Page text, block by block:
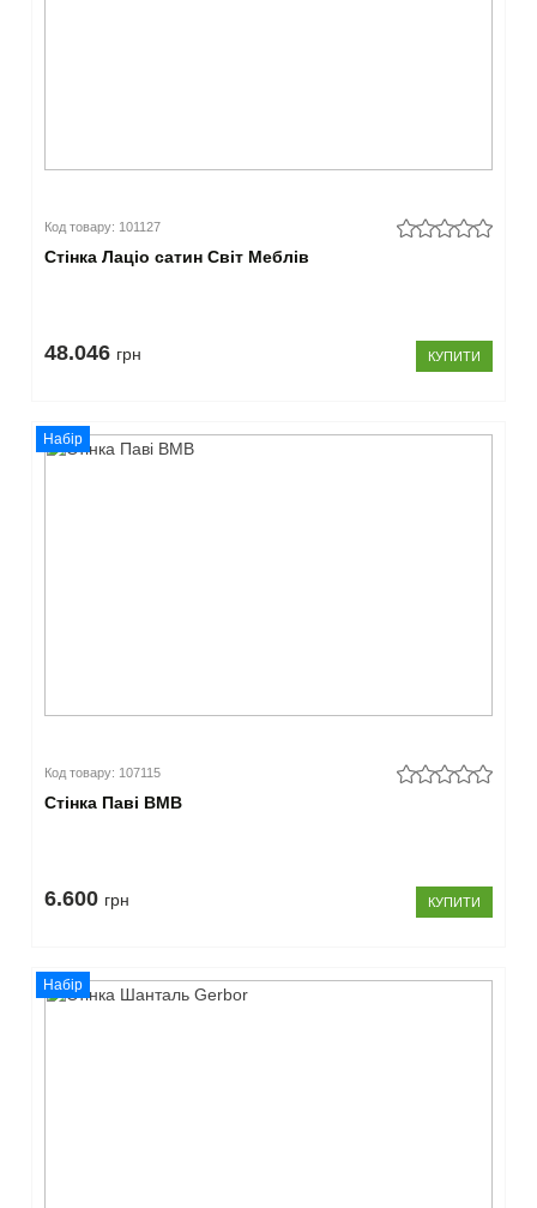
Код товару: 101127
Стінка Лаціо сатин Світ Меблів
48.046 грн КУПИТИ
Набір
Код товару: 107115
Стінка Паві ВМВ
6.600 грн КУПИТИ
Набір